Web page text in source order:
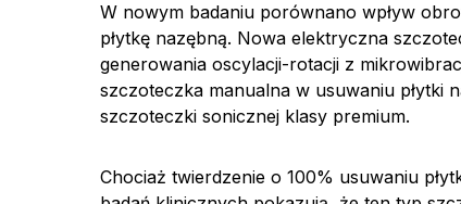
W nowym badaniu porównano wpływ
płytkę nazębną. Nowa elektryczna
generowania oscylacji-rotacji z
szczoteczka manualna w usuwaniu płytki
szczoteczki sonicznej klasy premium.
Chociaż twierdzenie o 100% usuwaniu